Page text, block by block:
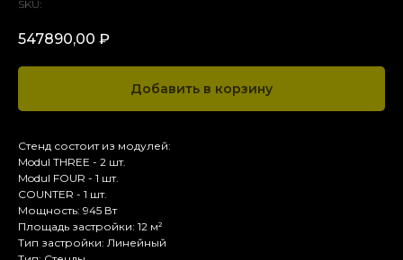
SKU:
547890,00 ₽
Добавить в корзину
Стенд состоит из модулей:
Modul THREE - 2 шт.
Modul FOUR - 1 шт.
COUNTER - 1 шт.
Мощность: 945 Вт
Площадь застройки: 12 м²
Тип застройки: Линейный